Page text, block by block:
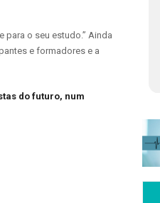
o seu estudo.” Ainda
e formadores e a
do futuro, num